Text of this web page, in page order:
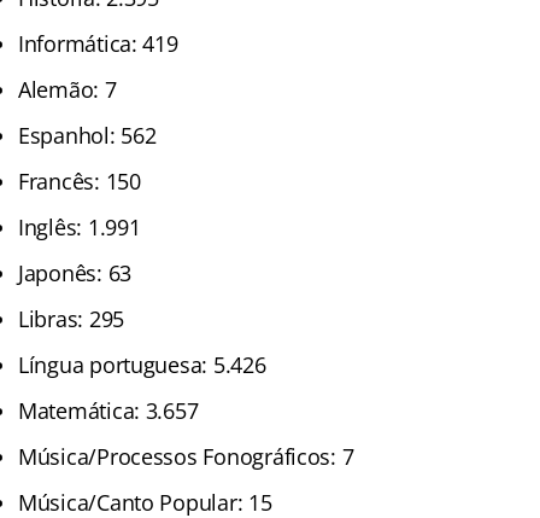
Informática: 419
Alemão: 7
Espanhol: 562
Francês: 150
Inglês: 1.991
Japonês: 63
Libras: 295
Língua portuguesa: 5.426
Matemática: 3.657
Música/Processos Fonográficos: 7
Música/Canto Popular: 15